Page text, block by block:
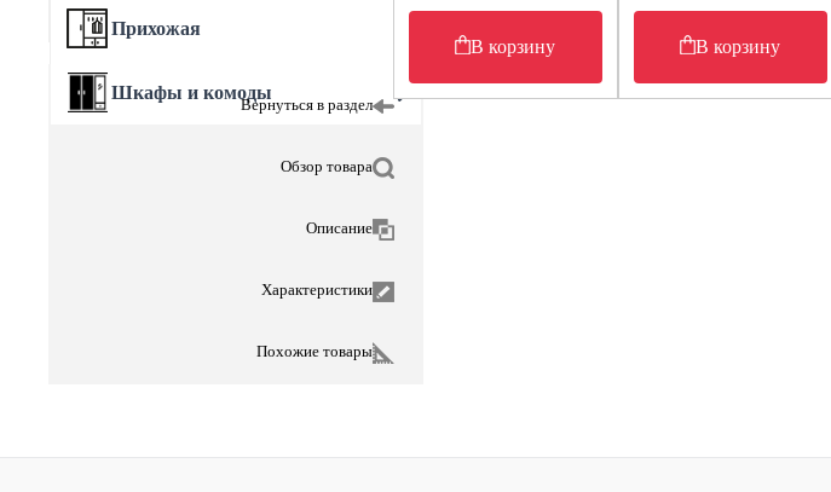
Прихожая
Шкафы и комоды
Вернуться в раздел
Обзор товара
Описание
Характеристики
Похожие товары
В корзину В корзину